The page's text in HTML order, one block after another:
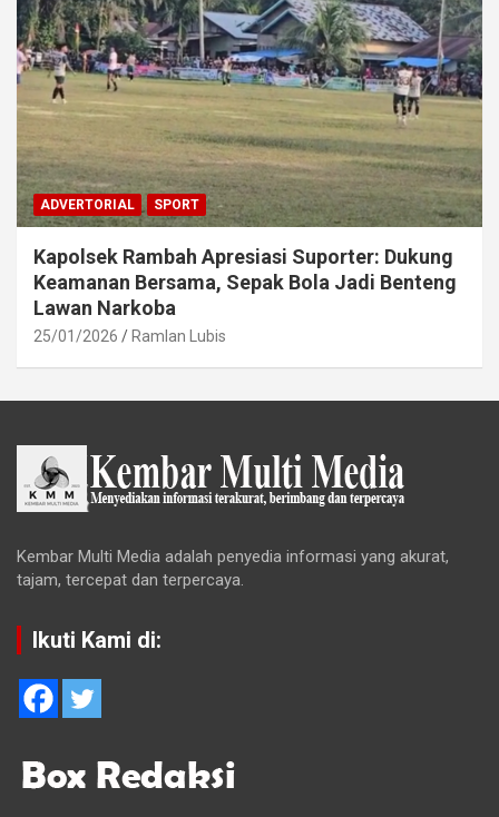
ADVERTORIAL SPORT
Kapolsek Rambah Apresiasi Suporter: Dukung
Keamanan Bersama, Sepak Bola Jadi Benteng
Lawan Narkoba
25/01/2026 Ramlan Lubis
Kembar Multi Media adalah penyedia informasi yang akurat,
tajam, tercepat dan terpercaya.
Ikuti Kami di: